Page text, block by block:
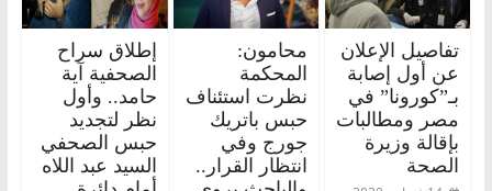
تفاصيل الإعلان
عن أول إصابة
بـ”كورونا” في
مصر ومطالبات
بإقالة وزيرة
الصحة
محامون:
المحكمة
نظرت استئناف
حبس باتريك
جورج وفي
انتظار القرار..
إطلاق سراح
الصحفية آية
حامد.. وأول
نظر لتجديد
حبس الصحفي
السيد عبد اللاه